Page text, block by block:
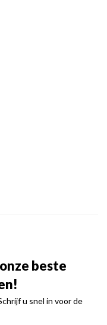
beste
u snel in voor de